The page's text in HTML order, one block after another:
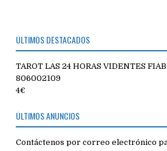
ÚLTIMOS DESTACADOS
TAROT LAS 24 HORAS VIDENTES
806002109
4€
ÚLTIMOS ANUNCIOS
Contáctenos por correo electrónico